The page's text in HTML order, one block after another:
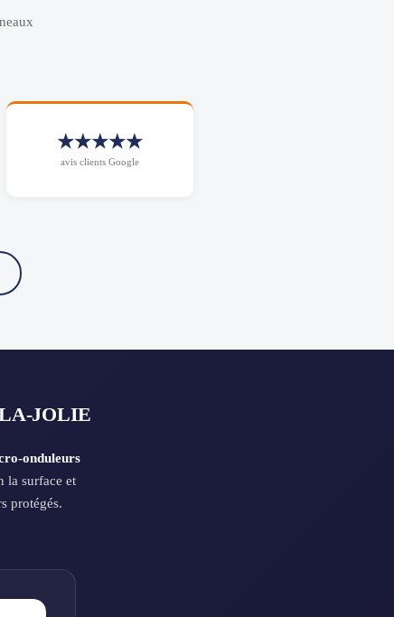
★★★★★
avis clients Google
JOLIE
onduleurs
la surface et
protégés.